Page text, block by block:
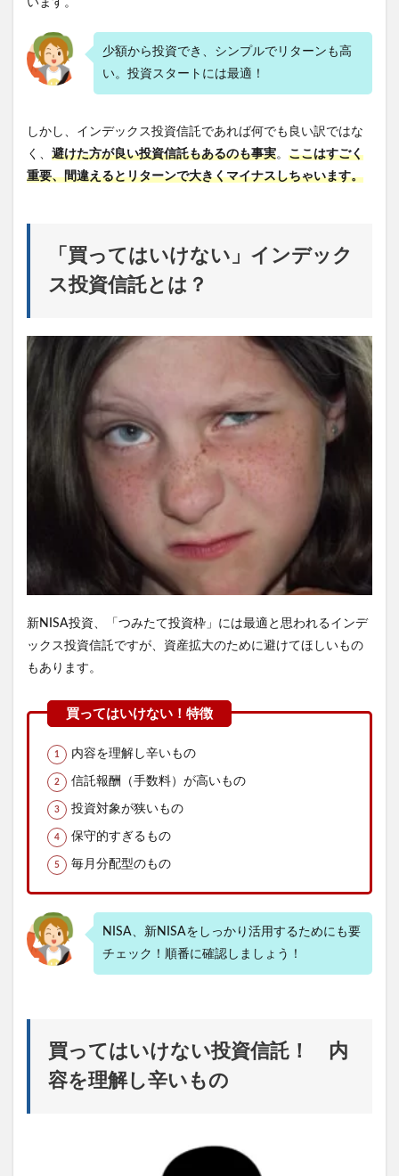
います。
少額から投資でき、シンプルでリターンも高
い。投資スタートには最適！
しかし、インデックス投資信託であれば何でも良い訳ではな
く、 避けた方が良い投資信託もあるのも事実。 ここはすごく
重要、間違えるとリターンで大きくマイナスしちゃいます。
「買ってはいけない」インデック
ス投資信託とは？
新NISA投資、「つみたて投資枠」には最適と思われるインデ
ックス投資信託ですが、資産拡大のために避けてほしいもの
もあります。
内容を理解し辛いもの
信託報酬（手数料）が高いもの
投資対象が狭いもの
保守的すぎるもの
毎月分配型のもの
NISA、新NISAをしっかり活用するためにも要
チェック！順番に確認しましょう！
買ってはいけない投資信託！ 内
容を理解し辛いもの